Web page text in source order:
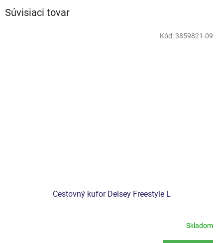
Súvisiaci tovar
Cestovný kufor Delsey Freestyle L
Skladom
Kód:3859821-09